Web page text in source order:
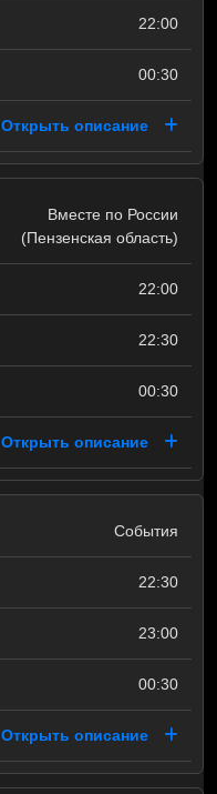
22:00
00:30
Открыть описание
Вместе по России
(Пензенская область)
22:00
22:30
00:30
Открыть описание
События
22:30
23:00
00:30
Открыть описание